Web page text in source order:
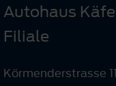
Autohaus
Filiale
Körmenderstrasse 11